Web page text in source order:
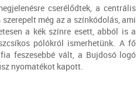
cserélődtek, a centrális
még az a színkódolás, ami
a kék színre esett, abból is a
pólókról ismerhetünk. A fő
feszesebbé vált, a Bujdosó logó
nyomatékot kapott.